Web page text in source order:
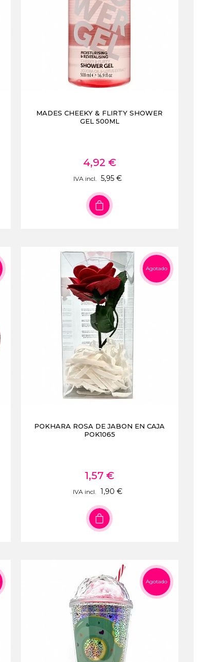
MADES CHEEKY & FLIRTY SHOWER
GEL 500ML
4,92 €
IVA incl. 5,95 €
POKHARA ROSA DE JABON EN CAJA
POK1065
1,57 €
IVA incl. 1,90 €
Agotado
Agotado